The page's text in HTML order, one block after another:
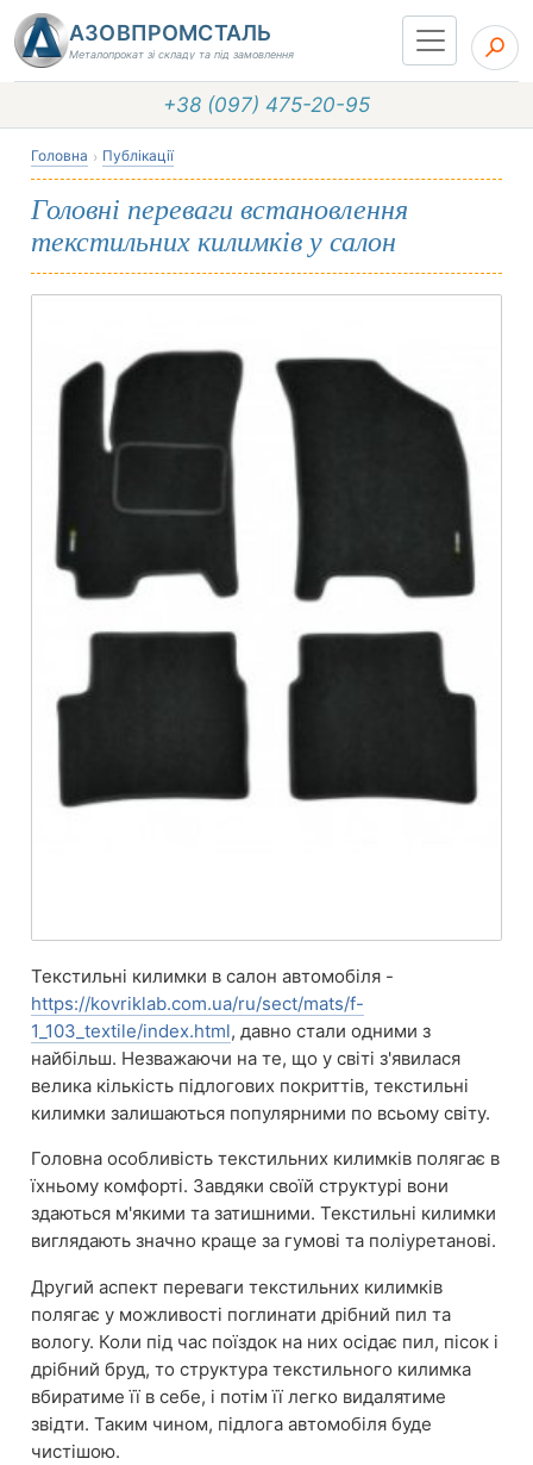
АЗОВПРОМСТАЛЬ
Металопрокат зі складу та під замовлення
+38 (097) 475-20-95
Головна Публікації
Головні переваги встановлення
текстильних килимків у салон
Текстильні килимки в салон автомобіля -
https://kovriklab.com.ua/ru/sect/mats/f-
1_103_textile/index.html, давно стали одними з
найбільш. Незважаючи на те, що у світі з'явилася
велика кількість підлогових покриттів, текстильні
килимки залишаються популярними по всьому світу.
Головна особливість текстильних килимків полягає в
їхньому комфорті. Завдяки своїй структурі вони
здаються м'якими та затишними. Текстильні килимки
виглядають значно краще за гумові та поліуретанові.
Другий аспект переваги текстильних килимків
полягає у можливості поглинати дрібний пил та
вологу. Коли під час поїздок на них осідає пил, пісок і
дрібний бруд, то структура текстильного килимка
вбиратиме її в себе, і потім її легко видалятиме
звідти. Таким чином, підлога автомобіля буде
чистішою.